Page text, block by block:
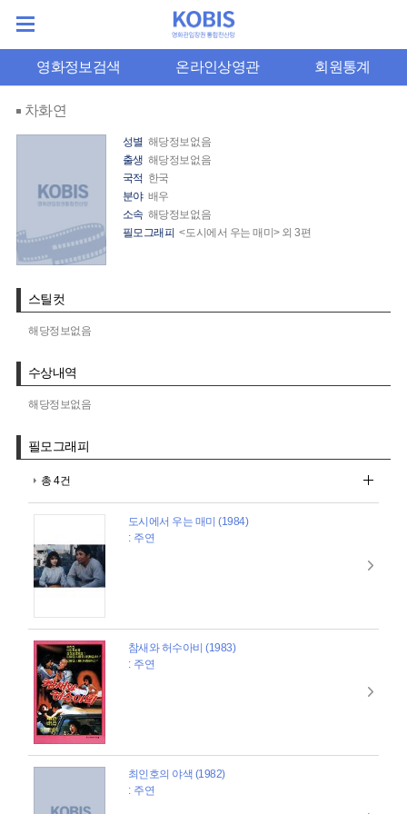
영화정보검색 온라인상영관 회원통계
차화연
성별 해당정보없음
출생 해당정보없음
국적 한국
분야 배우
소속 해당정보없음
필모그래피 <도시에서 우는 매미> 외 3편
스틸컷
해당정보없음
수상내역
해당정보없음
필모그래피
총 4건
도시에서 우는 매미 (1984)
: 주연
참새와 허수아비 (1983)
: 주연
최인호의 야색 (1982)
: 주연